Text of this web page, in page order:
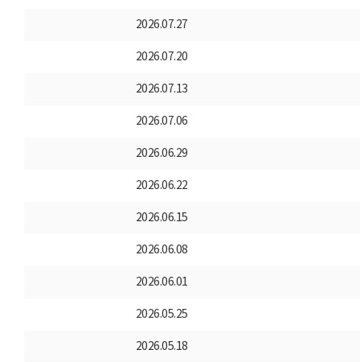
2026.07.27
2026.07.20
2026.07.13
2026.07.06
2026.06.29
2026.06.22
2026.06.15
2026.06.08
2026.06.01
2026.05.25
2026.05.18